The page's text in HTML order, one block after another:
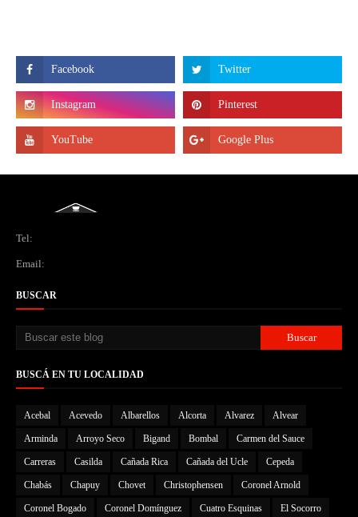
Tel:
Email:
BUSCAR
BUSCÁ EN TU LOCALIDAD
Acebal Acevedo Albarellos Alcorta Alvarez Alvear
Arminda Arroyo Seco Bigand Bombal Carmen del Sauce
Carreras Casilda Cañada Rica Cañada del Ucle Cepeda
Chabás Chapuy Chovet Christophensen Coronel Arnold
Coronel Bogado Coronel Domínguez Cuatro Esquinas El Socorro